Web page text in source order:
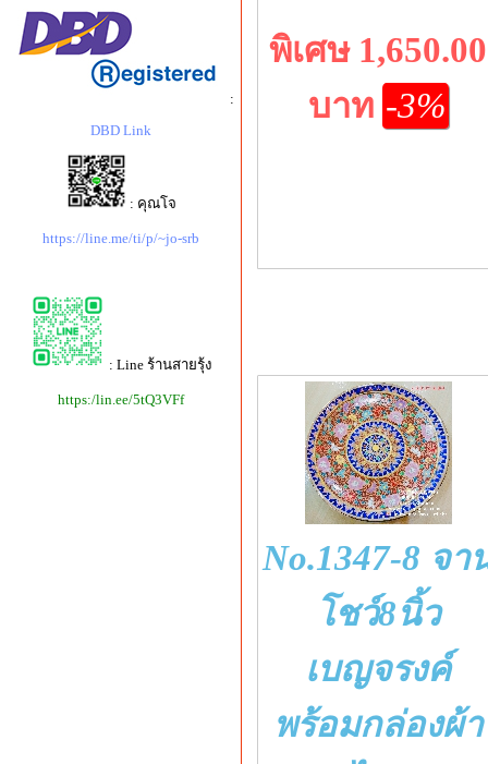
:
DBD Link
: คุณโจ
https://line.me/ti/p/~jo-srb
: Line ร้านสายรุ้ง
https:/lin.ee/5tQ3VFf
พิเศษ 1,650.00
บาท -3%
No.1347-8 จา
โชว์8นิ้ว
เบญจรงค์
พร้อมกล่องผ้า